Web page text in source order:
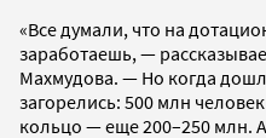
«Все думали, что на
заработаешь, —
Махмудова. — Но когда
загорелись: 500 млн
кольцо — еще 200–250 млн.